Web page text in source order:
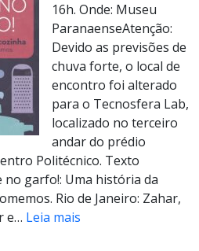
16h. Onde: Museu
ParanaenseAtenção:
Devido as previsões de
chuva forte, o local de
encontro foi alterado
para o Tecnosfera Lab,
localizado no terceiro
andar do prédio
Politécnico. Texto
no garfo!: Uma história da
Rio de Janeiro: Zahar,
e… Leia mais